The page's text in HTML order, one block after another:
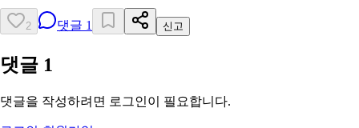
2 댓글 1 신고
댓글 1
댓글을 작성하려면 로그인이 필요합니다.